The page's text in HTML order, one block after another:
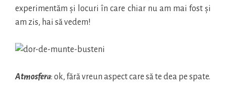
experimentăm și locuri în care chiar nu am mai fost și
am zis, hai să vedem!
Atmosfera: ok, fără vreun aspect care să te dea pe spate.